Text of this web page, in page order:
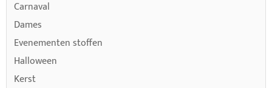
Carnaval
Dames
Evenementen stoffen
Halloween
Kerst